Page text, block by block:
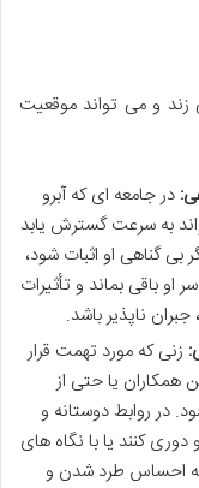
زند و می تواند موقعیت
در جامعه ای که آبرو
به سرعت گسترش یابد
بی گناهی او اثبات شود،
باقی بماند و تأثیرات
ناپذیر باشد.
زنی که مورد تهمت قرار
همکاران یا حتی از
در روابط دوستانه و
کنند یا با نگاه های
به احساس طرد شدن و